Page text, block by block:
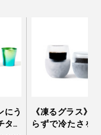
や厚く、口をすぼ
にう
ン
《凍るグラス》
らずで冷たさを